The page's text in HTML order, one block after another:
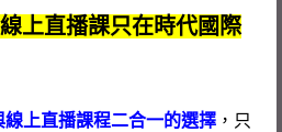
上直播課只在時代國際
上直播課程二合一的選擇 ，只